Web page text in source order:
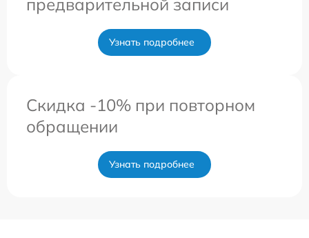
предварительной записи
Узнать подробнее
Скидка -10% при повторном
обращении
Узнать подробнее